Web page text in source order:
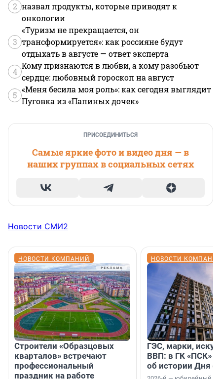
2 назвал продукты, которые приводят к
онкологии
3
«Туризм не прекращается, он
трансформируется»: как россияне будут
отдыхать в августе — ответ эксперта
4
Кому признаются в любви, а кому разобьют
сердце: любовный гороскоп на август
5
«Меня бесила моя роль»: как сегодня выглядит
Пуговка из «Папиных дочек»
ПРИСОЕДИНИТЬСЯ
Самые яркие фото и видео дня — в
наших группах в социальных сетях
Новости СМИ2
НОВОСТИ КОМПАНИЙ
Строители «Образцовых
кварталов» встречают
профессиональный
праздник на работе
НОВОСТИ
ГЭС, марки,
ВВП: в ГК «ПСК»
об истории Дня